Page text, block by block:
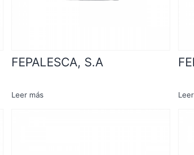
FEPALESCA, S.A
Leer más